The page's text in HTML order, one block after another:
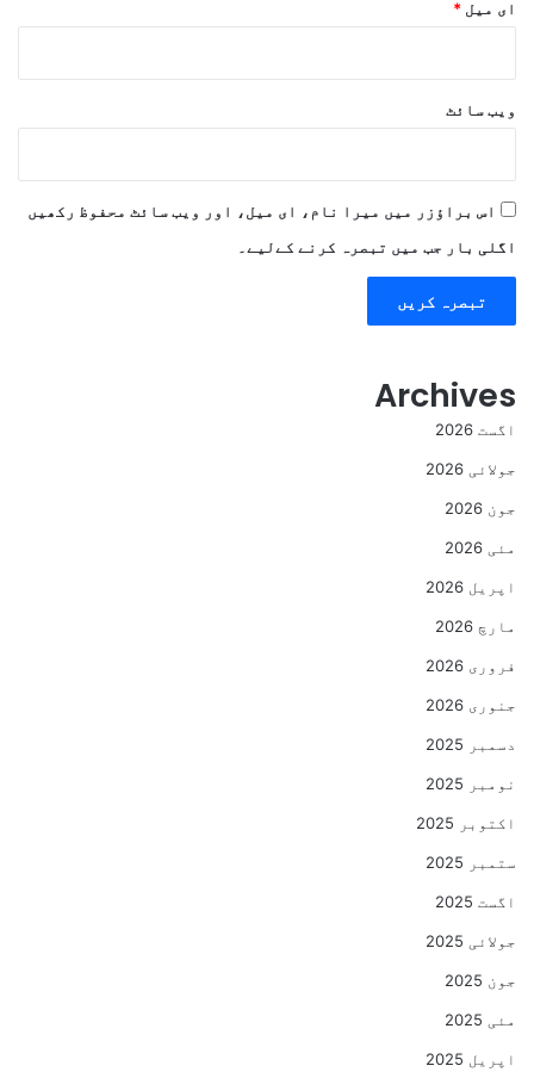
ای میل *
ویب‌ سائٹ
اس براؤزر میں میرا نام، ای میل، اور ویب سائٹ محفوظ رکھیں
اگلی بار جب میں تبصرہ کرنے کےلیے۔
Archives
اگست 2026
جولائی 2026
جون 2026
مئی 2026
اپریل 2026
مارچ 2026
فروری 2026
جنوری 2026
دسمبر 2025
نومبر 2025
اکتوبر 2025
ستمبر 2025
اگست 2025
جولائی 2025
جون 2025
مئی 2025
اپریل 2025